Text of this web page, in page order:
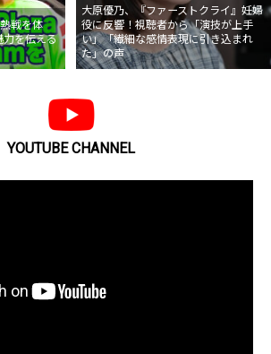
戦を体
力を伝える
大原優乃、『ファーストクライ』妊婦
役に反響！視聴者から「演技が上手
い」「繊細な感情表現に引き込まれ
た」の声
YOUTUBE CHANNEL